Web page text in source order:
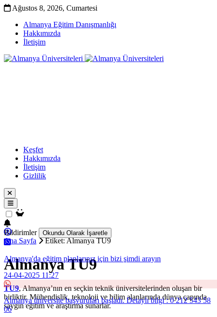
Ağustos 8, 2026, Cumartesi
Almanya Eğitim Danışmanlığı
Hakkımızda
İletişim
Keşfet
Hakkımızda
İletişim
Gizlilik
Bildirimler Okundu Olarak İşaretle
Almanya'da eğitim planlarınız için bizi şimdi arayın
24-04-2025 11:27
Almanya üniversite başvuruları başladı. Detaylı bilgi : 0 212 543 58
06
Ana Sayfa Etiket: Almanya TU9
Almanya TU9
TU9, Almanya’nın en seçkin teknik üniversitelerinden oluşan bir
birliktir. Mühendislik, teknoloji ve bilim alanlarında dünya çapında
saygın eğitim ve araştırma sunarlar.